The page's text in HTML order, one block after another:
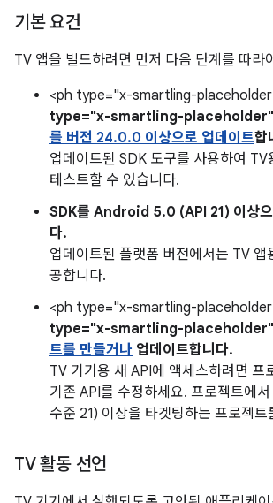
기본 요건
TV 앱을 빌드하려면 먼저 다음 단계를 따라
<ph type="x-smartling-
type="x-smartling-
를 버전 24.0.0 이상으로 업데이트합
업데이트된 SDK 도구를 사용하여 TV
테스트할 수 있습니다.
SDK를 Android 5.0 (API 21) 이상으
다.
업데이트된 플랫폼 버전에서는 TV 앱
공합니다.
<ph type="x-smartling-
type="x-smartling-
트를 만들거나 업데이트합니다.
TV 기기용 새 API에 액세스하려면 프
기존 API를 수정하세요. 프로젝트에
수준 21) 이상을 타겟팅하는 프로젝트
TV 활동 선언